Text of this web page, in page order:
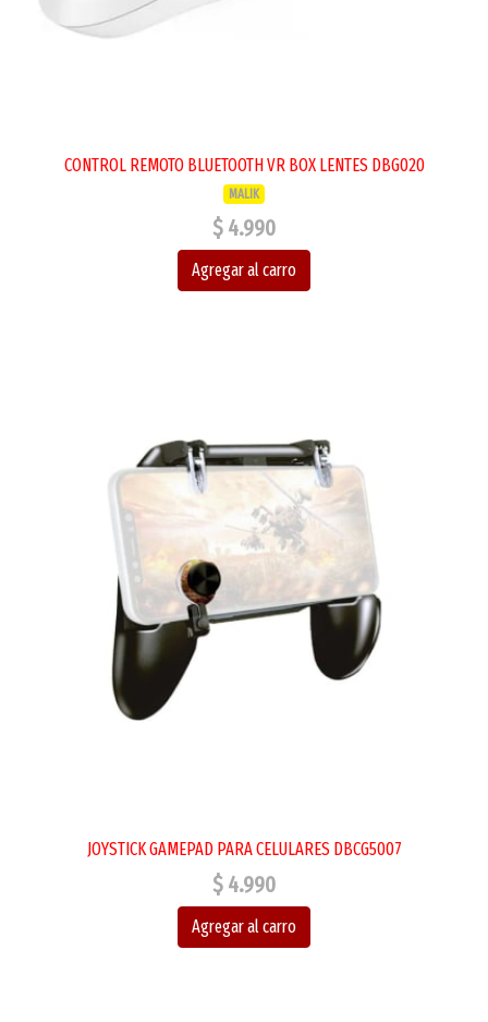
CONTROL REMOTO BLUETOOTH VR BOX LENTES DBG020
MALIK
$ 4.990
Agregar al carro
JOYSTICK GAMEPAD PARA CELULARES DBCG5007
$ 4.990
Agregar al carro